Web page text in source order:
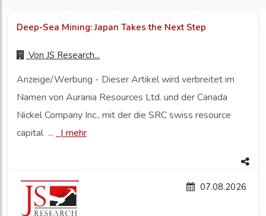
Deep-Sea Mining: Japan Takes the Next Step
Von JS Research...
Anzeige/Werbung - Dieser Artikel wird verbreitet im
Namen von Aurania Resources Ltd. und der Canada
Nickel Company Inc., mit der die SRC swiss resource
capital ... |mehr
07.08.2026